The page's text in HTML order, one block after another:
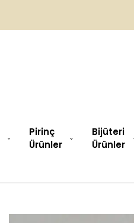
Pirinç
Ürünler
Bijüteri
Ürünler